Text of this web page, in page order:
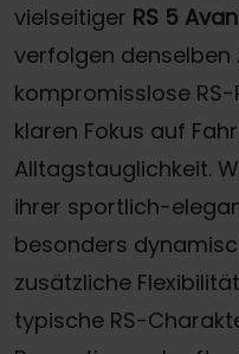
vielseitiger RS 5
verfolgen denselben
kompromisslose
klaren Fokus auf
Alltagstauglichkeit.
ihrer sportlich-
besonders
zusätzliche
typische RS-